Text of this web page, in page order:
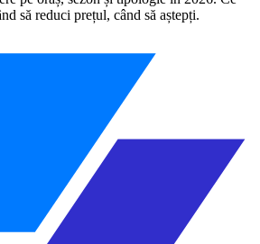
să reduci prețul, când să aștepți.